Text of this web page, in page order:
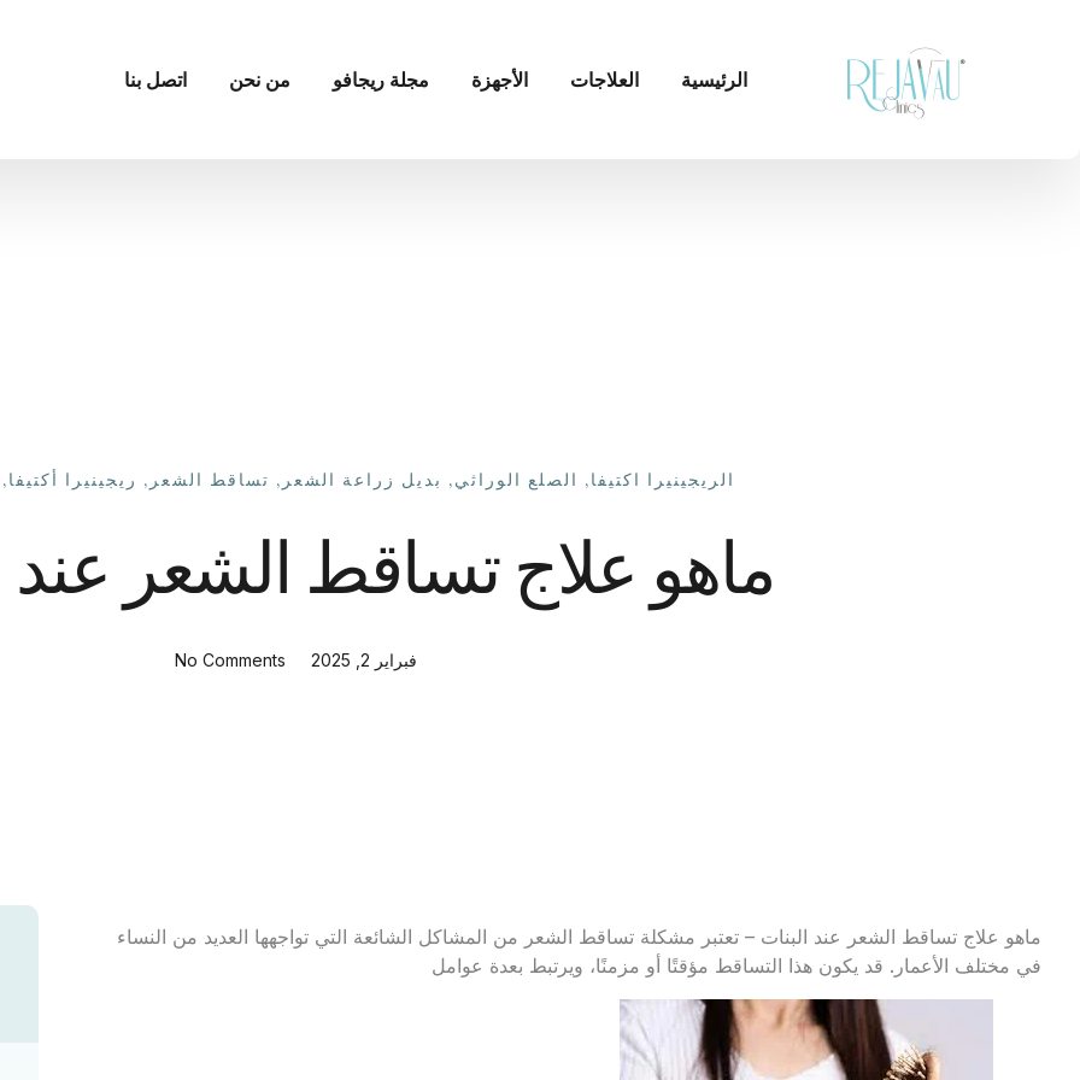
الرئيسية العلاجات الأجهزة مجلة ريجافو من نحن اتصل بنا
الريجينيرا اكتيفا, الصلع الوراثي, بديل زراعة الشعر , تساقط الشعر , ريجينيرا أكتيفا
ماهو علاج تساقط الشعر عند
فبراير 2, 2025 No Comments
ماهو علاج تساقط الشعر عند البنات – تعتبر مشكلة تساقط الشعر من المشاكل الشائعة التي تواجهها العديد من النساء
في مختلف الأعمار. قد يكون هذا التساقط مؤقتًا أو مزمنًا، ويرتبط بعدة عوامل